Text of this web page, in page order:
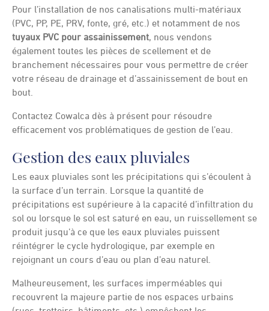
Pour l’installation de nos canalisations multi-matériaux
(PVC, PP, PE, PRV, fonte, gré, etc.) et notamment de nos
tuyaux PVC pour assainissement, nous vendons
également toutes les pièces de scellement et de
branchement nécessaires pour vous permettre de créer
votre réseau de drainage et d’assainissement de bout en
bout.
Contactez Cowalca dès à présent pour résoudre
efficacement vos problématiques de gestion de l’eau.
Gestion des eaux pluviales
Les eaux pluviales sont les précipitations qui s’écoulent à
la surface d’un terrain. Lorsque la quantité de
précipitations est supérieure à la capacité d’infiltration du
sol ou lorsque le sol est saturé en eau, un ruissellement se
produit jusqu’à ce que les eaux pluviales puissent
réintégrer le cycle hydrologique, par exemple en
rejoignant un cours d’eau ou plan d’eau naturel.
Malheureusement, les surfaces imperméables qui
recouvrent la majeure partie de nos espaces urbains